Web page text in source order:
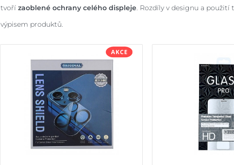
tvoří zaoblené ochrany celého displeje. Rozdíly v designu a
výpisem produktů.